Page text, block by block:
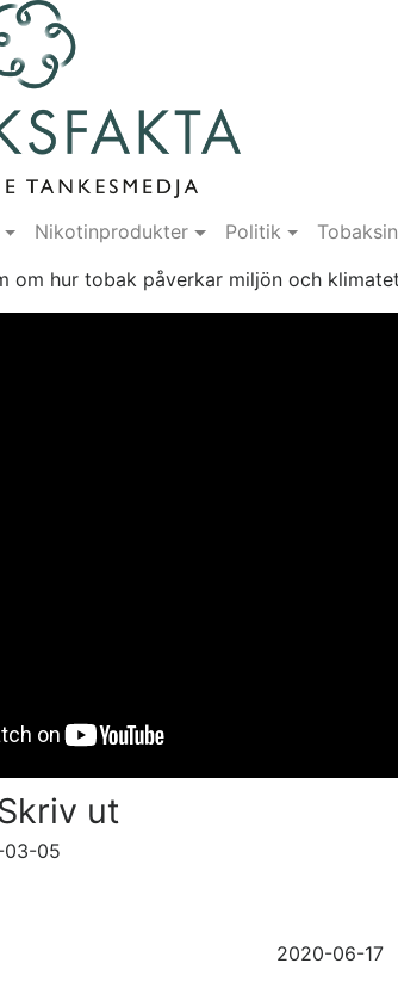
Nikotinprodukter Politik
om hur tobak påverkar miljön och klimatet
ut
03-05
2020-06-17